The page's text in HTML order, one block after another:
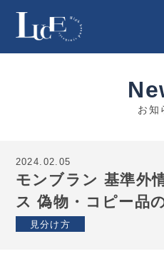
お知
2024.02.05
モンブラン 基準外
ス 偽物・コピー品
見分け方